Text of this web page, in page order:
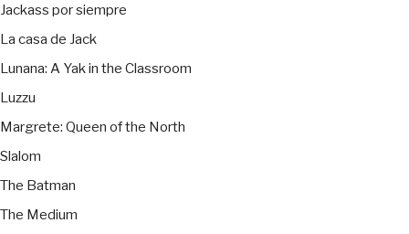
Jackass por siempre
La casa de Jack
Lunana: A Yak in the Classroom
Luzzu
Margrete: Queen of the North
Slalom
The Batman
The Medium